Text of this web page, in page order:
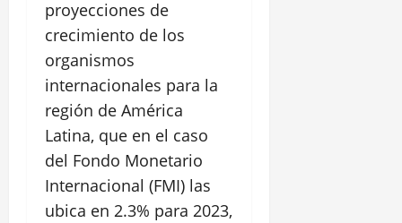
proyecciones de
crecimiento de los
organismos
internacionales para la
región de América
Latina, que en el caso
del Fondo Monetario
Internacional (FMI) las
ubica en 2.3% para 2023,